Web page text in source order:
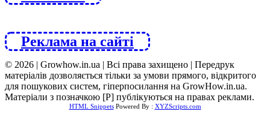
Реклама на сайті
© 2026 | Growhow.in.ua | Всі права захищено | Передрук
матеріалів дозволяється тільки за умови прямого, відкритого
для пошукових систем, гіперпосилання на GrowHow.in.ua.
Матеріали з позначкою [Р] публікуються на правах реклами.
HTML SnippetsPowered By : XYZScripts.com